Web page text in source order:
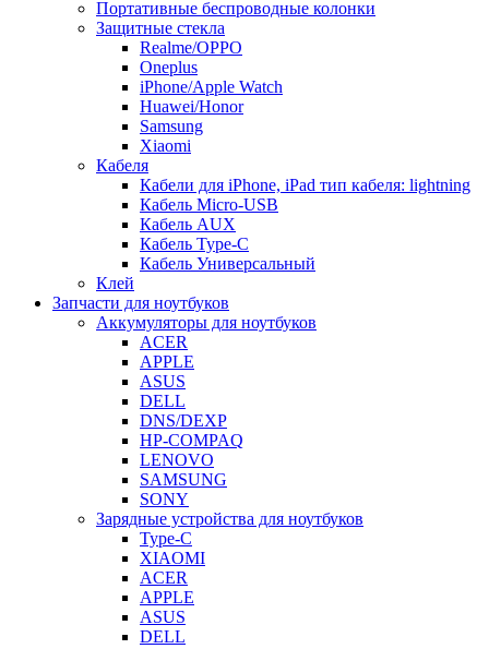
Портативные беспроводные колонки
Защитные стекла
Realme/OPPO
Oneplus
iPhone/Apple Watch
Huawei/Honor
Samsung
Xiaomi
Кабеля
Кабели для iPhone, iPad тип кабеля: lightning
Кабель Micro-USB
Кабель AUX
Кабель Type-C
Кабель Универсальный
Клей
Запчасти для ноутбуков
Аккумуляторы для ноутбуков
ACER
APPLE
ASUS
DELL
DNS/DEXP
HP-COMPAQ
LENOVO
SAMSUNG
SONY
Зарядные устройства для ноутбуков
Type-C
XIAOMI
ACER
APPLE
ASUS
DELL